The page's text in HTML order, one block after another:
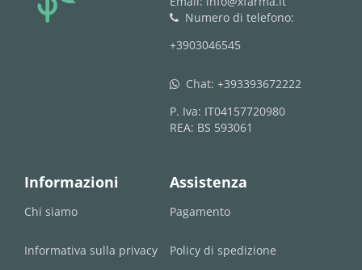
phone
Numero di telefono:
+3903046545
whatsapp Chat: +393393672222
P. Iva: IT04157720980
REA: BS 593061
Informazioni
Chi siamo
Informativa sulla privacy
Assistenza
Pagamento
Policy di spedizione